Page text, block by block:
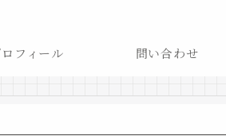
フィール 問い合わせ